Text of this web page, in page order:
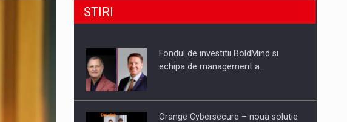
retragerea produselor din piata
STIRI
Fondul de investitii BoldMind si
echipa de management a…
Orange Cybersecure – noua solutie